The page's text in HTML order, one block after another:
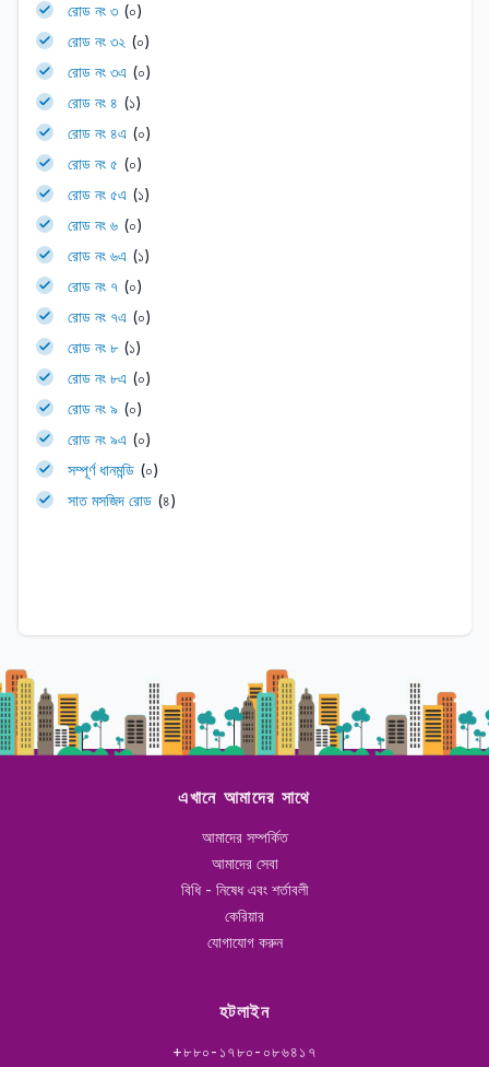
রোড নং ৩ (০)
রোড নং ৩২ (০)
রোড নং ৩এ (০)
রোড নং ৪ (১)
রোড নং ৪এ (০)
রোড নং ৫ (০)
রোড নং ৫এ (১)
রোড নং ৬ (০)
রোড নং ৬এ (১)
রোড নং ৭ (০)
রোড নং ৭এ (০)
রোড নং ৮ (১)
রোড নং ৮এ (০)
রোড নং ৯ (০)
রোড নং ৯এ (০)
সম্পূর্ণ ধানমন্ডি (০)
সাত মসজিদ রোড (৪)
এখানে আমাদের সাথে
আমাদের সম্পর্কিত
আমাদের সেবা
বিধি - নিষেধ এবং শর্তাবলী
কেরিয়ার
যোগাযোগ করুন
হটলাইন
+৮৮০-১৭৮০-০৮৬৪১৭